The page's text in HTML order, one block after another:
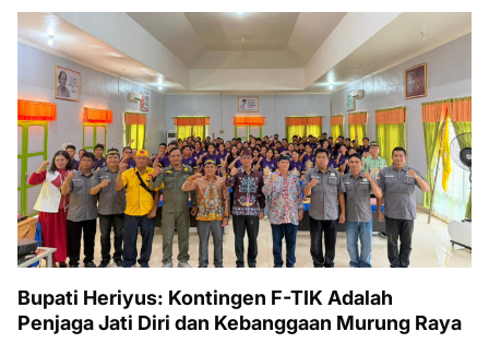
Bupati Heriyus: Kontingen F-TIK Adalah
Penjaga Jati Diri dan Kebanggaan Murung Raya